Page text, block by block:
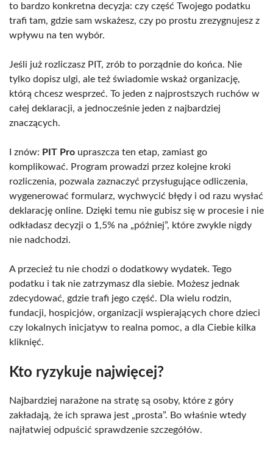
to bardzo konkretna decyzja: czy część Twojego podatku
trafi tam, gdzie sam wskażesz, czy po prostu zrezygnujesz z
wpływu na ten wybór.
Jeśli już rozliczasz PIT, zrób to porządnie do końca. Nie
tylko dopisz ulgi, ale też świadomie wskaż organizację,
którą chcesz wesprzeć. To jeden z najprostszych ruchów w
całej deklaracji, a jednocześnie jeden z najbardziej
znaczących.
I znów: PIT Pro upraszcza ten etap, zamiast go
komplikować. Program prowadzi przez kolejne kroki
rozliczenia, pozwala zaznaczyć przysługujące odliczenia,
wygenerować formularz, wychwycić błędy i od razu wysłać
deklarację online. Dzięki temu nie gubisz się w procesie i nie
odkładasz decyzji o 1,5% na „później”, które zwykle nigdy
nie nadchodzi.
A przecież tu nie chodzi o dodatkowy wydatek. Tego
podatku i tak nie zatrzymasz dla siebie. Możesz jednak
zdecydować, gdzie trafi jego część. Dla wielu rodzin,
fundacji, hospicjów, organizacji wspierających chore dzieci
czy lokalnych inicjatyw to realna pomoc, a dla Ciebie kilka
kliknięć.
Kto ryzykuje najwięcej?
Najbardziej narażone na stratę są osoby, które z góry
zakładają, że ich sprawa jest „prosta”. Bo właśnie wtedy
najłatwiej odpuścić sprawdzenie szczegółów.